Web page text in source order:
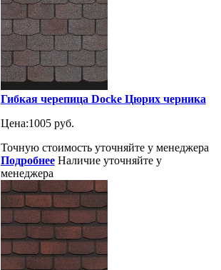
Гибкая черепица Docke Цюрих черника
Цена:1005 руб.
Точную стоимость уточняйте у менеджера
Подробнее Наличие уточняйте у
менеджера